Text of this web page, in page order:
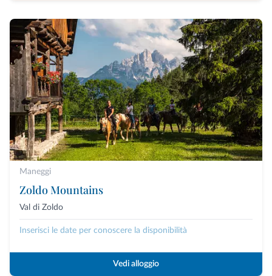
Maneggi
Zoldo Mountains
Val di Zoldo
Inserisci le date per conoscere la disponibilità
Vedi alloggio